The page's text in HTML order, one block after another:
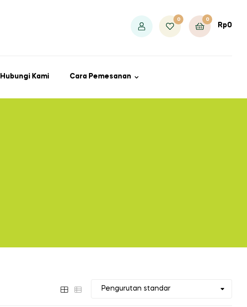
0 0
Rp0
Hubungi Kami Cara Pemesanan